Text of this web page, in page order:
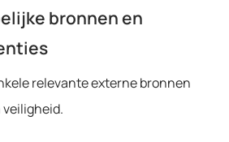
bronnen en
relevante externe bronnen
veiligheid.